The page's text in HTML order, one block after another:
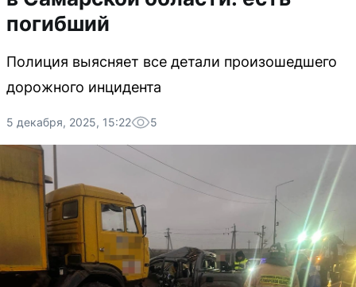
погибший
Полиция выясняет все детали произошедшего
дорожного инцидента
5 декабря, 2025, 15:22 5